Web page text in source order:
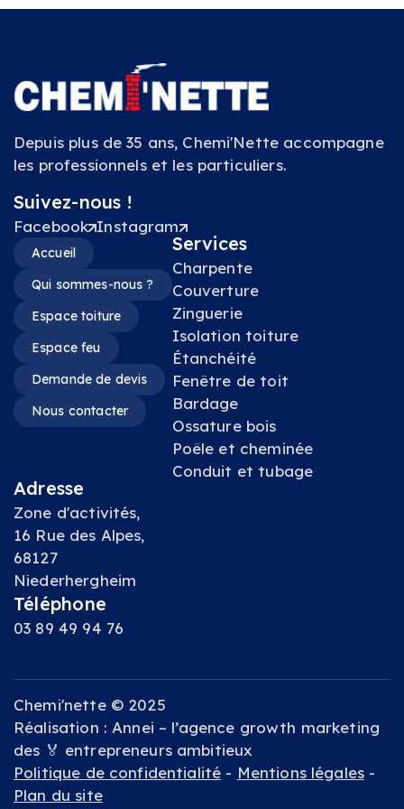
Depuis plus de 35 ans, Chemi'Nette accompagne
les professionnels et les particuliers.
Suivez-nous !
Facebook Instagram
Accueil
Qui sommes-nous ?
Espace toiture
Espace feu
Demande de devis
Nous contacter
Services
Charpente
Couverture
Zinguerie
Isolation toiture
Étanchéité
Fenêtre de toit
Bardage
Ossature bois
Poêle et cheminée
Conduit et tubage
Adresse
Zone d'activités,
16 Rue des Alpes,
68127
Niederhergheim
Téléphone
03 89 49 94 76
Chemi'nette © 2025
Réalisation : Annei – l’agence growth marketing
des 🏅 entrepreneurs ambitieux
Politique de confidentialité - Mentions légales -
Plan du site